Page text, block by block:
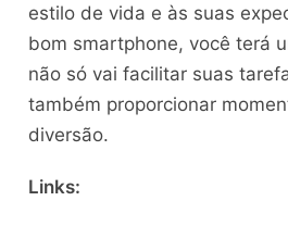
estilo de vida e às suas
bom smartphone, você terá
não só vai facilitar suas
também proporcionar
diversão.
Links: